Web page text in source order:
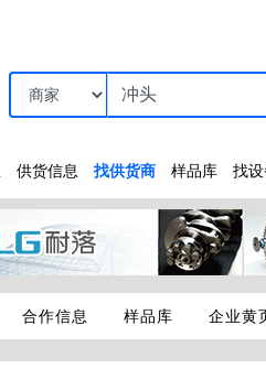
供货信息 找供货商 样品库 找
合作信息 样品库 企业黄